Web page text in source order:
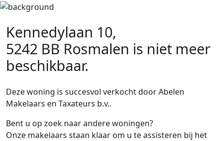
Kennedylaan 10,
5242 BB Rosmalen is niet meer
beschikbaar.
Deze woning is succesvol verkocht door Abelen
Makelaars en Taxateurs b.v..
Bent u op zoek naar andere woningen?
Onze makelaars staan klaar om u te assisteren bij het